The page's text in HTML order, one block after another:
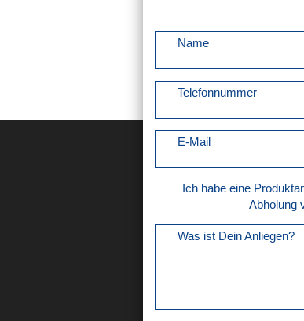
Name
Telefonnummer
E-Mail
Ich habe eine
Abholung
Was ist Dein Anliegen?